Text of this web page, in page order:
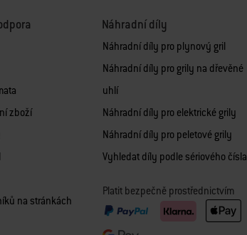
zboží
na stránkách
Náhradní díly
Náhradní díly pro plynový gril
Náhradní díly pro grily na dřevěné
uhlí
Náhradní díly pro elektrické grily
Náhradní díly pro peletové grily
Vyhledat díly podle sériového čísla
Platit bezpečně prostřednictvím